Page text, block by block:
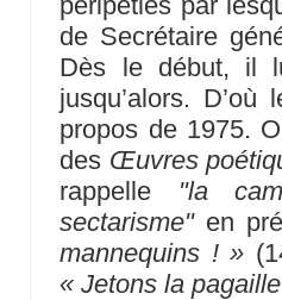
de Secrétaire
Dès le début, il
jusqu’alors.
propos de 1975.
des Œuvres
rappelle "la
sectarisme"en
mannequins ! »
« Jetons la